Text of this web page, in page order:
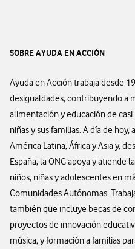
SOBRE AYUDA EN ACCIÓN
Ayuda en Acción trabaja desde
desigualdades, contribuyendo a
alimentación y educación de
niñas y sus familias. A día de
América Latina, África y Asia y,
España, la ONG apoya y atiende
niños, niñas y adolescentes en
Comunidades Autónomas.
tambiénque incluye becas de
proyectos de innovación
música; y formación a familias